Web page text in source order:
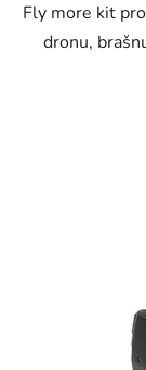
Fly more kit
dronu,